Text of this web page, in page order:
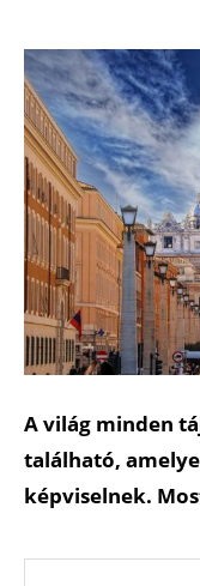
A világ minden
található,
képviselnek.